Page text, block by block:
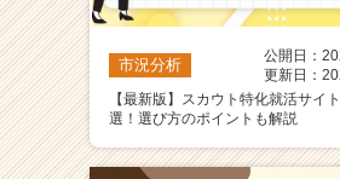
市況分析
公開日：
更新日：
【最新版】スカウト特化就活サイ
選！選び方のポイントも解説